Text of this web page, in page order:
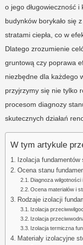
o jego długowieczność
budynków borykało się
stratami ciepła, co w
Dlatego zrozumienie
gruntową czy poprawa
niezbędne dla każdego
przyjrzymy się nie tylko
procesom diagnozy
skutecznych działań
W tym artykule
Izolacja
Ocena stanu
Diagnoza
Ocena materiałów i
Rodzaje izolacji
Izolacja
Izolacja
Izolacja termiczna
Materiały izolacyjne